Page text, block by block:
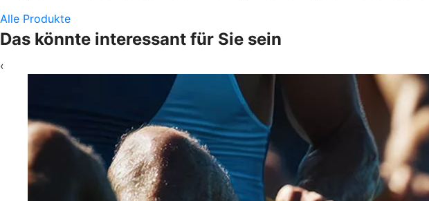
Alle Produkte
Das könnte interessant für Sie sein
‹